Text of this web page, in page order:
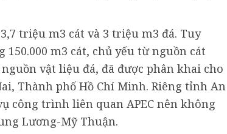
triệu m3 cát và 3 triệu m3 đá. Tuy
m3 cát, chủ yếu từ nguồn cát
vật liệu đá, đã được phân khai cho
Thành phố Hồ Chí Minh. Riêng tỉnh An
công trình liên quan APEC nên không
Lương-Mỹ Thuận.